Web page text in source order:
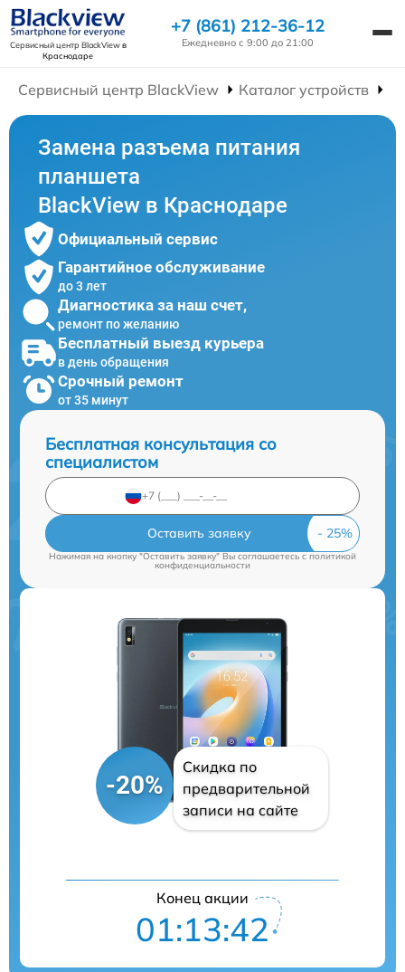
Сервисный центр BlackViewв
Краснодаре
+7 (861) 212-36-12
Ежедневно с 9:00 до 21:00
Сервисный центр BlackView Каталог устройств
Замена разъема питания
планшета
BlackView в Краснодаре
Официальный сервис
Гарантийное обслуживание
до 3 лет
Диагностика за наш счет,
ремонт по желанию
Бесплатный выезд курьера
в день обращения
Срочный ремонт
от 35 минут
Бесплатная консультация со
специалистом
Оставить заявку
Нажимая на кнопку "Оставить заявку" Вы соглашаетесь cполитикой
конфиденциальности
-20%
Скидка по
предварительной
записи на сайте
Конец акции
01:13:41